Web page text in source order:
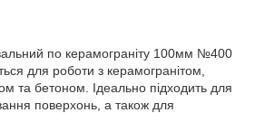
по керамограніту 100мм №400
для роботи з керамогранітом,
та бетоном. Ідеально підходить для
поверхонь, а також для